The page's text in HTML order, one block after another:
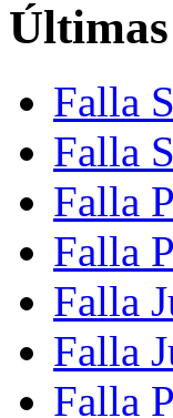
Falla
Falla
Falla
Falla
Falla
Falla
Falla